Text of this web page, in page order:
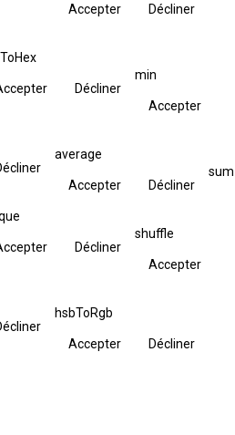
Accepter Décliner
Décliner
min
Accepter
average
Accepter Décliner
sum
Décliner
shuffle
Accepter
hsbToRgb
Accepter Décliner